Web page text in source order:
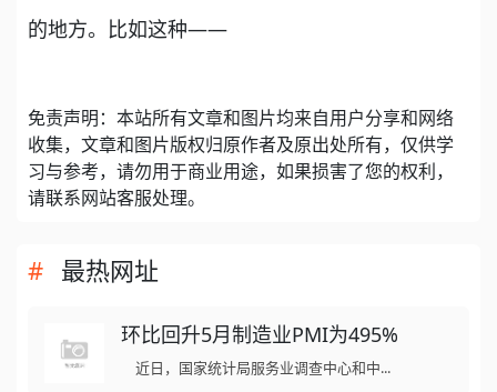
的地方。比如这种——
免责声明：本站所有文章和图片均来自用户分享和网络
收集，文章和图片版权归原作者及原出处所有，仅供学
习与参考，请勿用于商业用途，如果损害了您的权利，
请联系网站客服处理。
最热网址
环比回升5月制造业PMI为495%
近日，国家统计局服务业调查中心和中...